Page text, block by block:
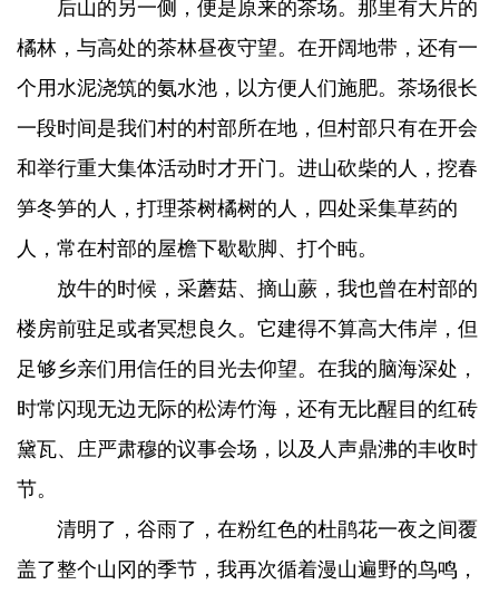
后山的另一侧，便是原来的茶场。那里有大片的
橘林，与高处的茶林昼夜守望。在开阔地带，还有一
个用水泥浇筑的氨水池，以方便人们施肥。茶场很长
一段时间是我们村的村部所在地，但村部只有在开会
和举行重大集体活动时才开门。进山砍柴的人，挖春
笋冬笋的人，打理茶树橘树的人，四处采集草药的
人，常在村部的屋檐下歇歇脚、打个盹。
放牛的时候，采蘑菇、摘山蕨，我也曾在村部的
楼房前驻足或者冥想良久。它建得不算高大伟岸，但
足够乡亲们用信任的目光去仰望。在我的脑海深处，
时常闪现无边无际的松涛竹海，还有无比醒目的红砖
黛瓦、庄严肃穆的议事会场，以及人声鼎沸的丰收时
节。
清明了，谷雨了，在粉红色的杜鹃花一夜之间覆
盖了整个山冈的季节，我再次循着漫山遍野的鸟鸣，